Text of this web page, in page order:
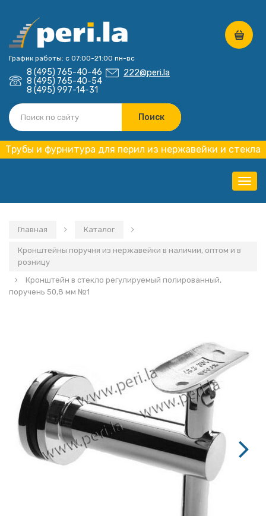
График работы: с 07:00-21:00 пн-вс
8 (495) 765-40-46
8 (495) 765-40-54
8 (495) 997-14-31
222@peri.la
Трубы и фурнитура для перил из нержавейки и стекла
Главная Каталог
Кронштейны поручня из нержавейки в наличии, оптом и в
розницу
Кронштейн в стекло регулируемый полированный,
поручень 50,8 мм №1